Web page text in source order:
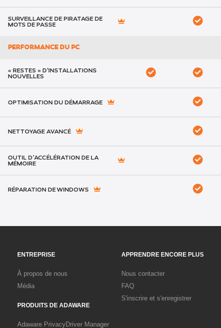
SURVEILLANCE DE PIRATAGE DE
MOTS DE PASSE
PERFORMANCE DU PC
« RESTES » D'INSTALLATIONS
NOUVELLES
OPTIMISATION DU DÉMARRAGE
NETTOYAGE AVANCÉ
OUTIL D’ACCÉLÉRATION DE LA
MÉMOIRE
RÉPARATION DE WINDOWS
ENTREPRISE
À propos de nous
Média
APPRENDRE ENCORE PLUS
Nous contacter
FAQ
S'inscrire et s'enregistrer
PRODUITS DE ADAWARE
Adaware PrivacyDriver Manager